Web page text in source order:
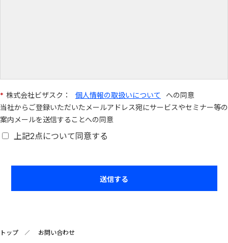
* 株式会社ビザスク： 個人情報の取扱いについて
への同意
当社からご登録いただいたメールアドレス宛にサービスやセミナー等の
案内メールを送信することへの同意
上記2点について同意する
送信する
トップ お問い合わせ